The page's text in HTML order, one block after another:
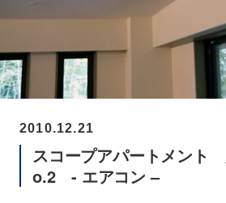
2010.12.21
スコープアパートメン
o.2 - エアコン –